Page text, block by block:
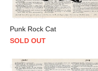
Punk Rock Cat
SOLD OUT